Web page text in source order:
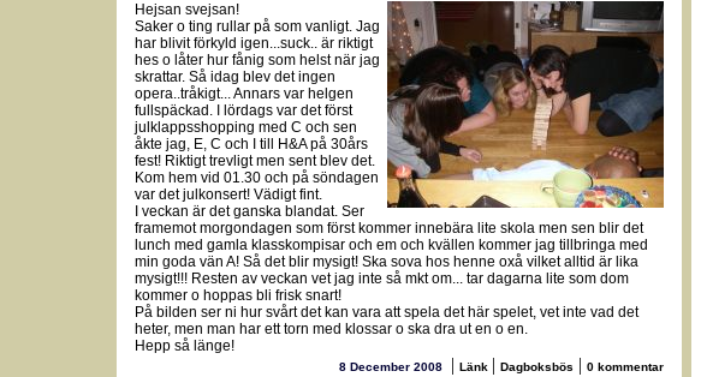
Hejsan svejsan!
Saker o ting rullar på som vanligt. Jag
har blivit förkyld igen...suck.. är riktigt
hes o låter hur fånig som helst när jag
skrattar. Så idag blev det ingen
opera..tråkigt... Annars var helgen
fullspäckad. I lördags var det först
julklappsshopping med C och sen
åkte jag, E, C och I till H&A på 30års
fest! Riktigt trevligt men sent blev det.
Kom hem vid 01.30 och på söndagen
var det julkonsert! Vädigt fint.
I veckan är det ganska blandat. Ser
framemot morgondagen som först kommer innebära lite skola men sen blir det
lunch med gamla klasskompisar och em och kvällen kommer jag tillbringa med
min goda vän A! Så det blir mysigt! Ska sova hos henne oxå vilket alltid är lika
mysigt!!! Resten av veckan vet jag inte så mkt om... tar dagarna lite som dom
kommer o hoppas bli frisk snart!
På bilden ser ni hur svårt det kan vara att spela det här spelet, vet inte vad det
heter, men man har ett torn med klossar o ska dra ut en o en.
Hepp så länge!
8 December 2008 | Länk | Dagboksbös | 0 kommentar